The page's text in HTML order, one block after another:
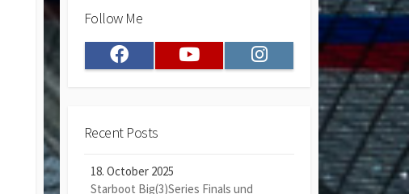
Follow Me
Facebook Youtube Instagram
Recent Posts
18. October 2025
Starboot Big(3)Series Finals und